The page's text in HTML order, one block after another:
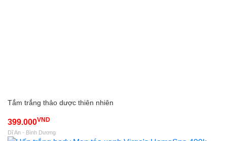
Tắm trắng thảo dược thiên nhiên
399.000VND
Dĩ An - Bình Dương